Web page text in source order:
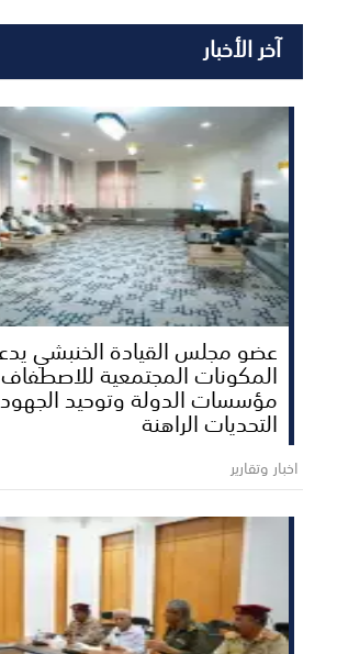
آخر الأخبار
عضو مجلس القيادة الخنبشي
المكونات المجتمعية
مؤسسات الدولة وتوحيد
التحديات الراهنة
اخبار وتقارير